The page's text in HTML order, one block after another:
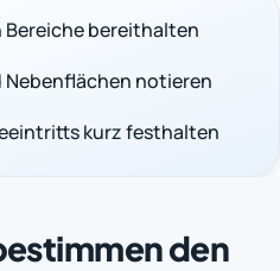
bereithalten
Nebenflächen notieren
kurz festhalten
den